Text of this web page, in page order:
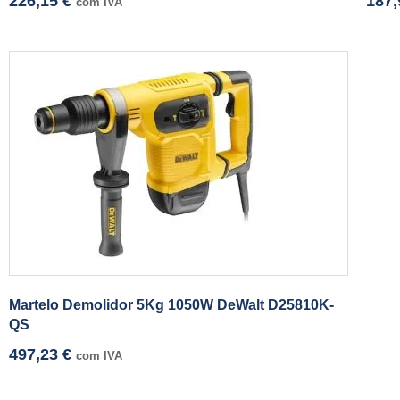
Martelo Demolidor 5Kg 1050W DeWalt D25810K-
QS
497,23 € com IVA